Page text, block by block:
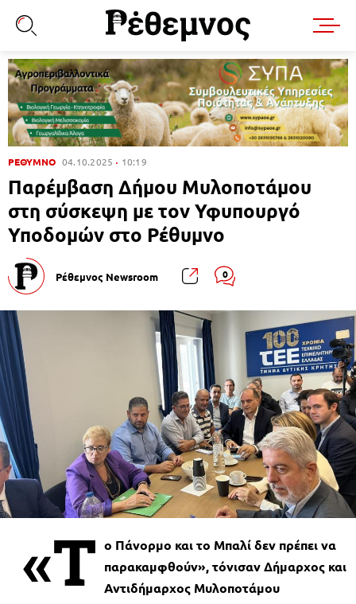
ΡΕΘΥΜΝΟ 04.10.2025 10:19
Παρέμβαση Δήμου Μυλοποτάμου
στη σύσκεψη με τον Υφυπουργό
Υποδομών στο Ρέθυμνο
Ρέθεμνος Newsroom 0
«Τ ο Πάνορμο και το Μπαλί δεν πρέπει να
παρακαμφθούν», τόνισαν Δήμαρχος και
Αντιδήμαρχος Μυλοποτάμου